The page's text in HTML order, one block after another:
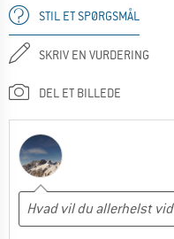
STIL ET SPØRGSMÅL
SKRIV EN VURDERING
DEL ET BILLEDE